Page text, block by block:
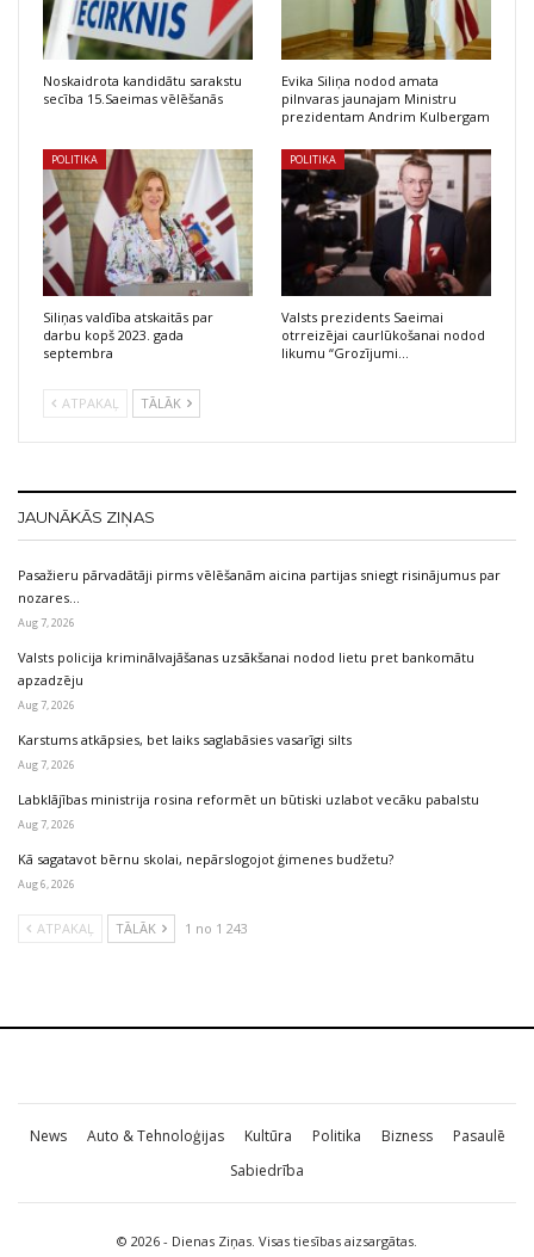
Noskaidrota kandidātu sarakstu
secība 15.Saeimas vēlēšanās
Evika Siliņa nodod amata
pilnvaras jaunajam Ministru
prezidentam Andrim Kulbergam
POLITIKA
Siliņas valdība atskaitās par
darbu kopš 2023. gada
septembra
POLITIKA
Valsts prezidents Saeimai
otrreizējai caurlūkošanai nodod
likumu “Grozījumi…
ATPAKAĻ TĀLĀK
JAUNĀKĀS ZIŅAS
Pasažieru pārvadātāji pirms vēlēšanām aicina partijas sniegt risinājumus par
nozares…
Aug 7, 2026
Valsts policija kriminālvajāšanas uzsākšanai nodod lietu pret bankomātu
apzadzēju
Aug 7, 2026
Karstums atkāpsies, bet laiks saglabāsies vasarīgi silts
Aug 7, 2026
Labklājības ministrija rosina reformēt un būtiski uzlabot vecāku pabalstu
Aug 7, 2026
Kā sagatavot bērnu skolai, nepārslogojot ģimenes budžetu?
Aug 6, 2026
ATPAKAĻ TĀLĀK 1 no 1 243
News Auto & Tehnoloģijas Kultūra Politika Bizness
Pasaulē
Sabiedrība
© 2026 - Dienas Ziņas. Visas tiesības aizsargātas.